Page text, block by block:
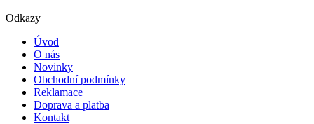
Odkazy
Úvod
O nás
Novinky
Obchodní podmínky
Reklamace
Doprava a platba
Kontakt